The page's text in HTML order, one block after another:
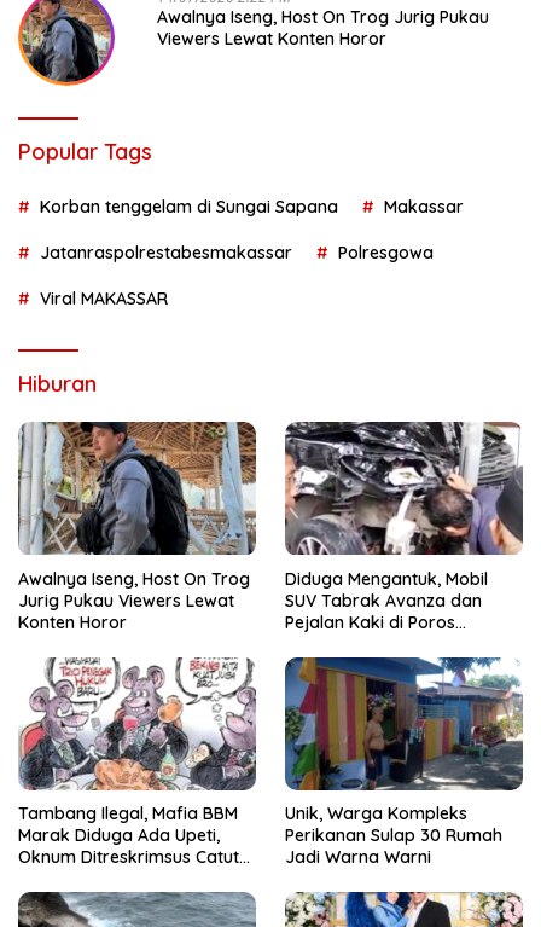
Awalnya Iseng, Host On Trog Jurig Pukau
Viewers Lewat Konten Horor
Popular Tags
Korban tenggelam di Sungai Sapana Makassar
Jatanraspolrestabesmakassar Polresgowa
Viral MAKASSAR
Hiburan
Awalnya Iseng, Host On Trog
Jurig Pukau Viewers Lewat
Konten Horor
Diduga Mengantuk, Mobil
SUV Tabrak Avanza dan
Pejalan Kaki di Poros
Tambang Ilegal, Mafia BBM
Marak Diduga Ada Upeti,
Oknum Ditreskrimsus Catut
Unik, Warga Kompleks
Perikanan Sulap 30 Rumah
Jadi Warna Warni